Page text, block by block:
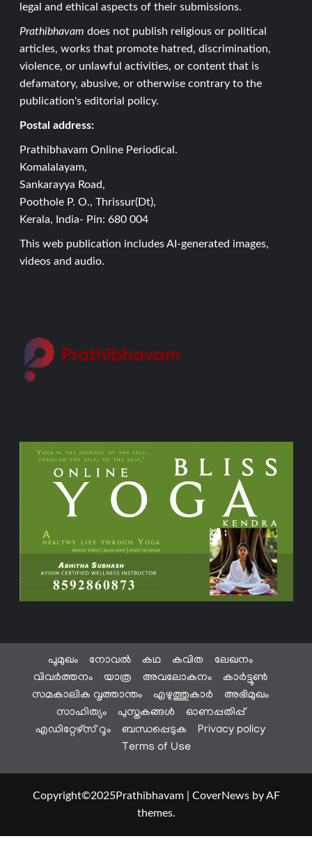
legal and ethical aspects of their submissions.
Prathibhavam does not publish religious or political
articles, works that promote hatred, discrimination,
violence, or unlawful activities, or content that is
defamatory, abusive, or otherwise contrary to the
publication's editorial policy.
Postal address:
Prathibhavam Online Periodical.
Komalalayam,
Sankarayya Road,
Poothole P. O., Thrissur(Dt),
Kerala, India- Pin: 680 004
This web publication includes AI-generated images,
videos and audio.
പൂമുഖം നോവൽ കഥ കവിത
ലേഖനം
വിവർത്തനം
യാത്ര അവലോകനം
കാർട്ടൂൺ
സമകാലിക വൃത്താന്തം
എഴുത്തുകാർ
അഭിമുഖം
സാഹിത്യം
പുസ്തകങ്ങൾ
ഓണപ്പതിപ്പ്
എഡിറ്റേഴ്സ് റൂം
ബന്ധപ്പെടുക
Privacy policy
Terms of Use
Copyright©2025Prathibhavam CoverNewsby AF
themes.